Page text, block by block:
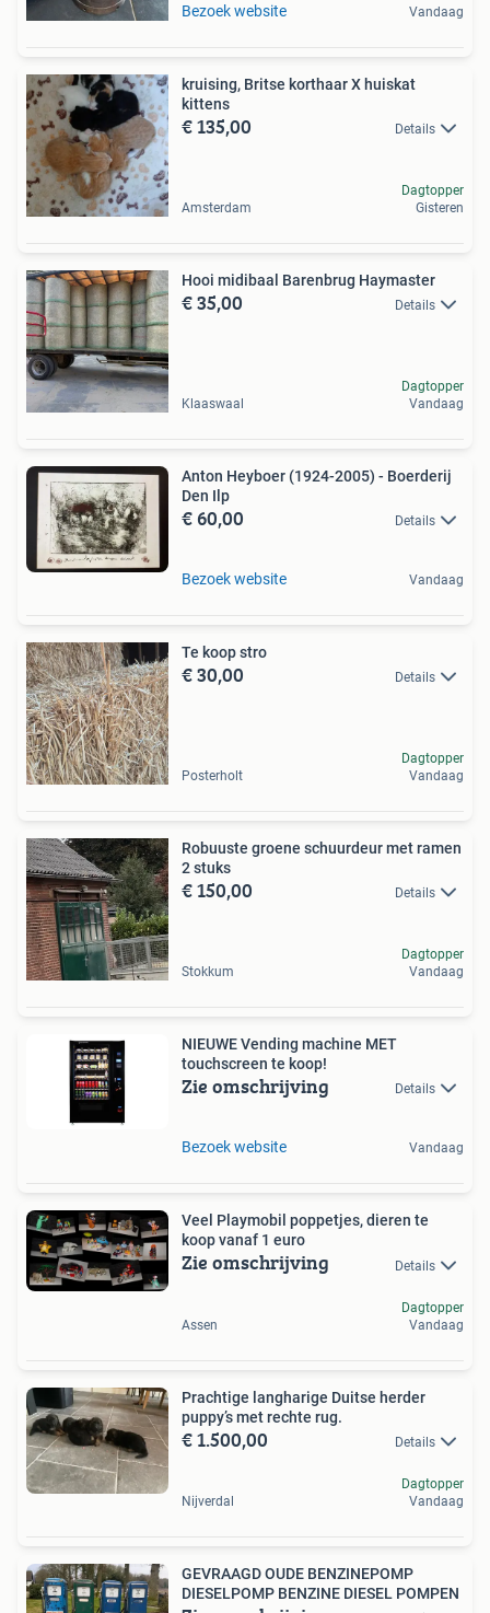
Bezoek website Vandaag
kruising, Britse korthaar X huiskat
kittens
€ 135,00 Details
Amsterdam
Dagtopper
Gisteren
Hooi midibaal Barenbrug Haymaster
€ 35,00 Details
Klaaswaal
Dagtopper
Vandaag
Anton Heyboer (1924-2005) - Boerderij
Den Ilp
€ 60,00 Details
Bezoek website Vandaag
Te koop stro
€ 30,00 Details
Posterholt
Dagtopper
Vandaag
Robuuste groene schuurdeur met ramen
2 stuks
€ 150,00 Details
Stokkum
Dagtopper
Vandaag
NIEUWE Vending machine MET
touchscreen te koop!
Zie omschrijving Details
Bezoek website Vandaag
Veel Playmobil poppetjes, dieren te
koop vanaf 1 euro
Zie omschrijving Details
Assen
Dagtopper
Vandaag
Prachtige langharige Duitse herder
puppy’s met rechte rug.
€ 1.500,00 Details
Nijverdal
Dagtopper
Vandaag
GEVRAAGD OUDE BENZINEPOMP
DIESELPOMP BENZINE DIESEL POMPEN